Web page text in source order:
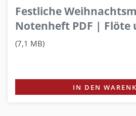
Festliche
Notenheft PDF | Flöte
(7,1 MB)
IN DEN